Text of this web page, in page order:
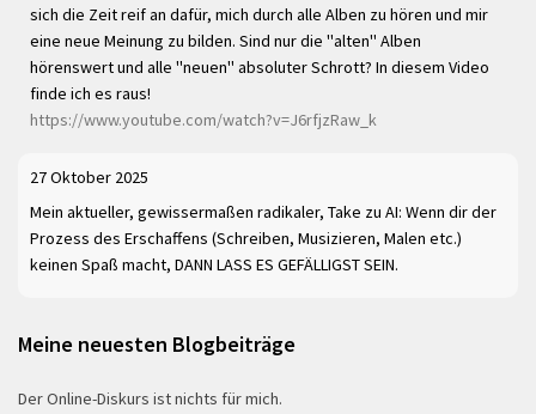
sich die Zeit reif an dafür, mich durch alle Alben zu hören und mir
eine neue Meinung zu bilden. Sind nur die "alten" Alben
hörenswert und alle "neuen" absoluter Schrott? In diesem Video
finde ich es raus!
https://www.youtube.com/watch?v=J6rfjzRaw_k
27 Oktober 2025
Mein aktueller, gewissermaßen radikaler, Take zu AI: Wenn dir der
Prozess des Erschaffens (Schreiben, Musizieren, Malen etc.)
keinen Spaß macht, DANN LASS ES GEFÄLLIGST SEIN.
Meine neuesten Blogbeiträge
Der Online-Diskurs ist nichts für mich.